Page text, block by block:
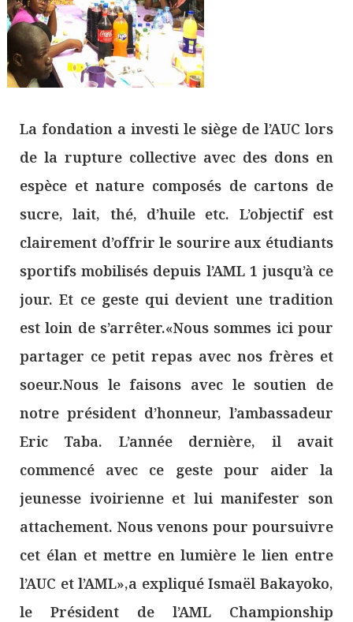
La fondation a investi le siège de l’AUC lors
de la rupture collective avec des dons en
espèce et nature composés de cartons de
sucre, lait, thé, d’huile etc. L’objectif est
clairement d’offrir le sourire aux étudiants
sportifs mobilisés depuis l’AML 1 jusqu’à ce
jour. Et ce geste qui devient une tradition
est loin de s’arrêter.«Nous sommes ici pour
partager ce petit repas avec nos frères et
soeur.Nous le faisons avec le soutien de
notre président d’honneur, l’ambassadeur
Eric Taba. L’année dernière, il avait
commencé avec ce geste pour aider la
jeunesse ivoirienne et lui manifester son
attachement. Nous venons pour poursuivre
cet élan et mettre en lumière le lien entre
l’AUC et l’AML»,a expliqué Ismaël Bakayoko,
le Président de l’AML Championship